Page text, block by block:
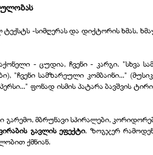
-სიმღერას და დიქტორის ხმას,
- ცუდია, ჩვენი - კარგი. "სხვა
"ჩვენი სამზარეული კომბაინი..."
ფონად ისმის პატარა ბავშვის
მბრუნავი სპირალები,
გავლის ეფექტი. ზოგჯერ
ქმნიან.